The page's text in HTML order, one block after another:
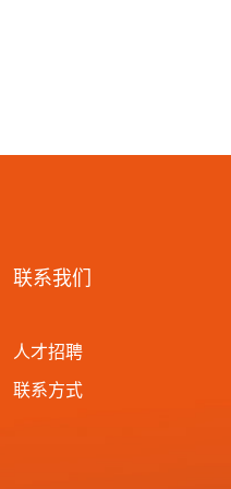
联系我们
人才招聘
联系方式